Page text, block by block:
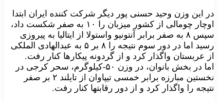
در این وزن وحید حسنی پور دیگر شرکت کننده ایران ابتدا
اوچار چومالی از کشور میزبان را ۱۰ به صفر شکست داد،
سپس ۸ به صفر برابر آنتونیو واستولا از ایتالیا به پیروزی
رسید اما در دور سوم نتیجه را ۸ بر ۵ به عبدالهادی الملکی
از عربستان واگذار کرد و از گردونه پیکارها کنار رفت.
اما در بخش بانوان، در وزن ۵۰-کیلوگرم، سحر کرجی در
نخستین مبارزه برابر خمسی تیپاوان از تایلند ۲ بر صفر
نتیجه را واگذار کرد و از دور رقابتها کنار رفت.